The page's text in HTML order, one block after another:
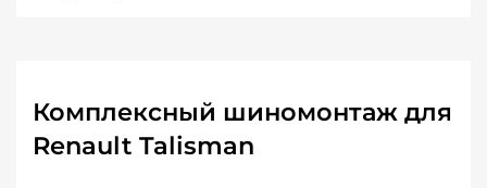
Комплексный шиномонтаж для
Renault Talisman